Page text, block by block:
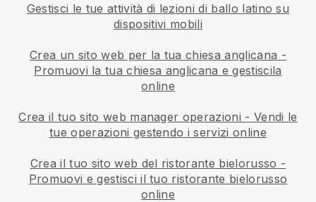
Gestisci le tue attività di lezioni di ballo latino su
dispositivi mobili
Crea un sito web per la tua chiesa anglicana -
Promuovi la tua chiesa anglicana e gestiscila
online
Crea il tuo sito web manager operazioni - Vendi le
tue operazioni gestendo i servizi online
Crea il tuo sito web del ristorante bielorusso -
Promuovi e gestisci il tuo ristorante bielorusso
online